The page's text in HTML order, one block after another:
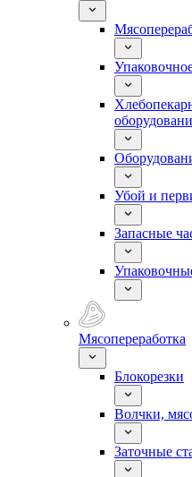
Убой и
Запасные
Мясопереработка
Блокорезки
Волчки,
Заточные